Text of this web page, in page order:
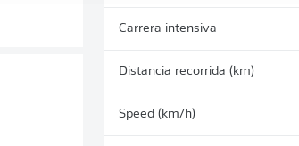
Carrera intensiva
Distancia recorrida (km)
Speed (km/h)